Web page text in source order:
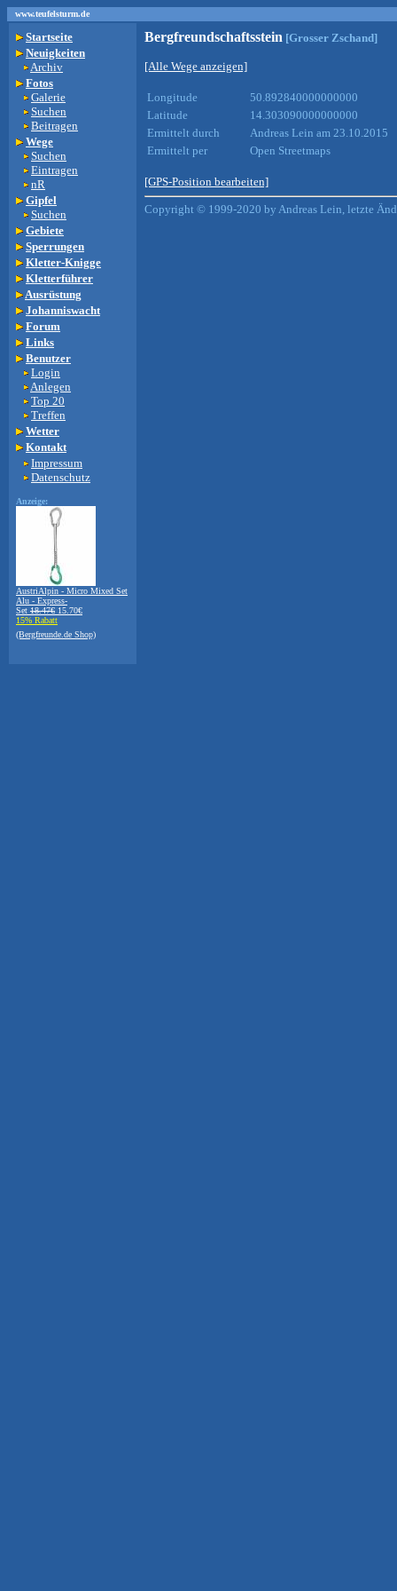
www.teufelsturm.de
Startseite
Neuigkeiten
Archiv
Fotos
Galerie
Suchen
Beitragen
Wege
Suchen
Eintragen
nR
Gipfel
Suchen
Gebiete
Sperrungen
Kletter-Knigge
Kletterführer
Ausrüstung
Johanniswacht
Forum
Links
Benutzer
Login
Anlegen
Top 20
Treffen
Wetter
Kontakt
Impressum
Datenschutz
Anzeige:
AustriAlpin - Micro Mixed Set
Alu - Express-
Set 18.47€ 15.70€
15% Rabatt
(Bergfreunde.de Shop)
Bergfreundschaftsstein [Grosser Zschand]
[Alle Wege anzeigen]
Longitude
50.892840000000000
Latitude
14.303090000000000
Ermittelt durch
Andreas Lein am 23.10.2015
Ermittelt per
Open Streetmaps
[GPS-Position bearbeiten]
Copyright © 1999-2020 by Andreas Lein, letzte